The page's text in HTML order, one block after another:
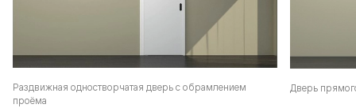
Раздвижная одностворчатая дверь с обрамлением
проёма
Дверь